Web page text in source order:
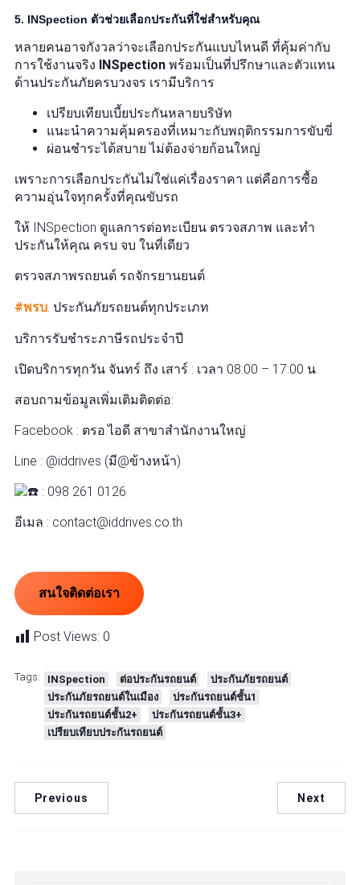
5. INSpection ตัวช่วยเลือกประกันที่ใช่สำหรับคุณ
หลายคนอาจกังวลว่าจะเลือกประกันแบบไหนดี ที่คุ้มค่ากับ
การใช้งานจริง INSpection พร้อมเป็นที่ปรึกษาและตัวแทน
ด้านประกันภัยครบวงจร เรามีบริการ
เปรียบเทียบเบี้ยประกันหลายบริษัท
แนะนำความคุ้มครองที่เหมาะกับพฤติกรรมการขับขี่
ผ่อนชำระได้สบาย ไม่ต้องจ่ายก้อนใหญ่
เพราะการเลือกประกันไม่ใช่แค่เรื่องราคา แต่คือการซื้อ
ความอุ่นใจทุกครั้งที่คุณขับรถ
ให้ INSpection ดูแลการต่อทะเบียน ตรวจสภาพ และทำ
ประกันให้คุณ ครบ จบ ในที่เดียว
ตรวจสภาพรถยนต์ รถจักรยานยนต์
#พรบ. ประกันภัยรถยนต์ทุกประเภท
บริการรับชำระภาษีรถประจำปี
เปิดบริการทุกวัน จันทร์ ถึง เสาร์ : เวลา 08:00 – 17:00 น.
สอบถามข้อมูลเพิ่มเติมติดต่อ:
Facebook : ตรอ.ไอดี สาขาสำนักงานใหญ่
Line : @iddrives (มี@ข้างหน้า)
: 098 261 0126
อีเมล : contact@iddrives.co.th
สนใจติดต่อเรา
Post Views: 0
Tags: INSpection ต่อประกันรถยนต์
ประกันภัยรถยนต์
ประกันภัยรถยนต์ในเมือง
ประกันรถยนต์ชั้น1
ประกันรถยนต์ชั้น2+
ประกันรถยนต์ชั้น3+
เปรียบเทียบประกันรถยนต์
Previous Next